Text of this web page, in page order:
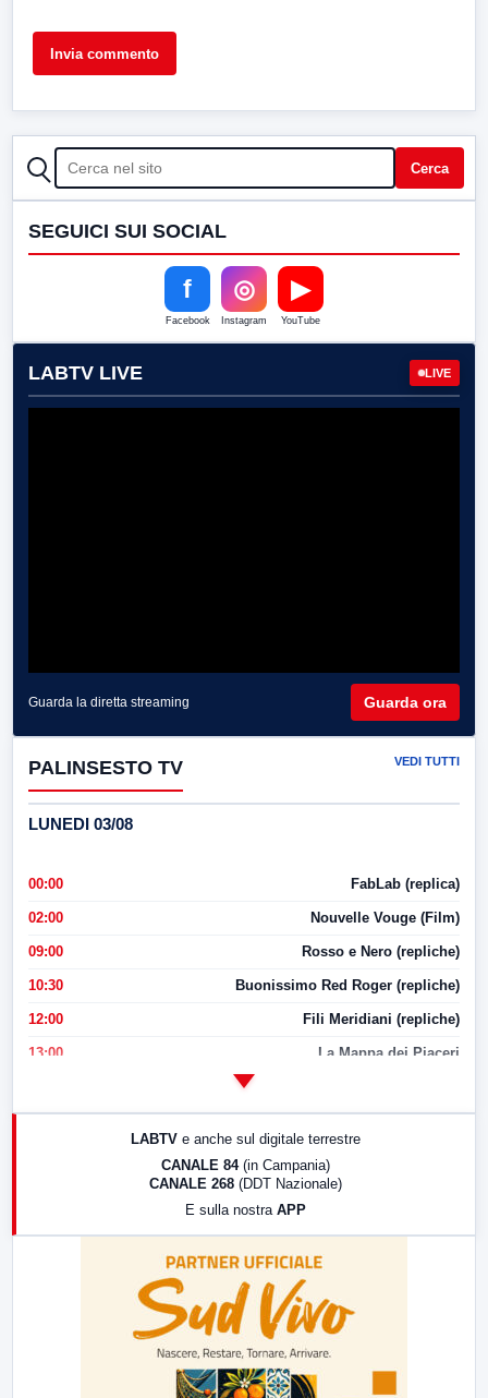
CERCA Cerca
SEGUICI SUI SOCIAL
f
Facebook
◎
Instagram
▶
YouTube
LABTV LIVE LIVE
Guarda la diretta streaming Guarda ora
PALINSESTO TV VEDI TUTTI
LUNEDI 03/08
00:00 FabLab (replica)
02:00 Nouvelle Vouge (Film)
09:00 Rosso e Nero (repliche)
10:30 Buonissimo Red Roger (repliche)
12:00 Fili Meridiani (repliche)
13:00 La Mappa dei Piaceri
LABTV e anche sul digitale terrestre
CANALE 84 (in Campania)
CANALE 268 (DDT Nazionale)
E sulla nostra APP